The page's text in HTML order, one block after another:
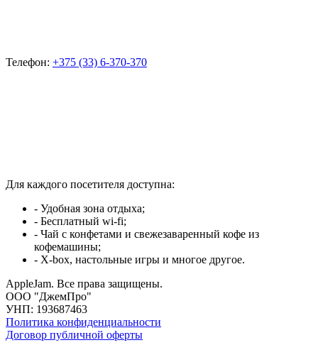
Телефон: +375 (33) 6-370-370
Для каждого посетителя доступна:
- Удобная зона отдыха;
- Бесплатный wi-fi;
- Чай с конфетами и свежезаваренный кофе из
кофемашины;
- X-box, настольные игры и многое другое.
AppleJam. Все права защищены.
ООО "ДжемПро"
УНП: 193687463
Политика конфиденциальности
Договор публичной оферты